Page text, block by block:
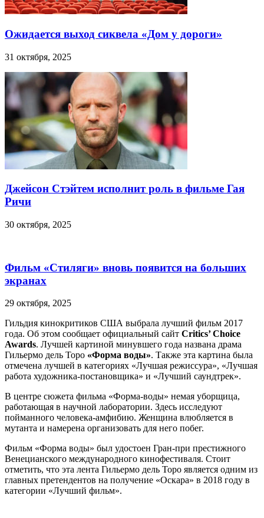
Ожидается выход сиквела «Дом у дороги»
31 октября, 2025
Джейсон Стэйтем исполнит роль в фильме Гая
Ричи
30 октября, 2025
Фильм «Стиляги» вновь появится на больших
экранах
29 октября, 2025
Гильдия кинокритиков США выбрала лучший фильм 2017
года. Об этом сообщает официальный сайт Critics’ Choice
Awards. Лучшей картиной минувшего года названа драма
Гильермо дель Торо «Форма воды». Также эта картина была
отмечена лучшей в категориях «Лучшая режиссура», «Лучшая
работа художника-постановщика» и «Лучший саундтрек».
В центре сюжета фильма «Форма-воды» немая уборщица,
работающая в научной лаборатории. Здесь исследуют
пойманного человека-амфибию. Женщина влюбляется в
мутанта и намерена организовать для него побег.
Фильм «Форма воды» был удостоен Гран-при престижного
Венецианского международного кинофестиваля. Стоит
отметить, что эта лента Гильермо дель Торо является одним из
главных претендентов на получение «Оскара» в 2018 году в
категории «Лучший фильм».